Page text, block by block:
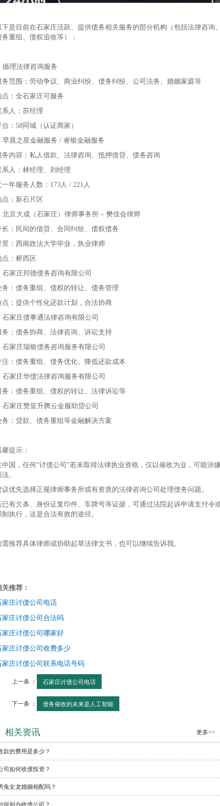
下是目前在石家庄活跃、提供债务相关服务的部分机构（包括法律咨询
务重组、债权追收等）：
循理法律咨询服务
务范围：劳动争议、商业纠纷、债务纠纷、公司法务、婚姻家庭等
点：全石家庄可服务
系人：苏经理
台：58同城（认证商家）
早晨之星金融服务 / 睿银金融服务
务内容：私人借款、法律咨询、抵押借贷、债务咨询
系人：林经理、刘经理
一年服务人数：173人 / 221人
点：新石片区
北京大成（石家庄）律师事务所 – 樊佳会律师
长：民间的借贷、合同纠纷、债权债务
景：西南政法大学毕业，执业律师
点：桥西区
石家庄邦德债务咨询有限公司
务：债务重组、债权的转让、债务管理
点：提供个性化还款计划，合法协商
石家庄债事通法律咨询有限公司
务：债务协商、法律咨询、诉讼支持
石家庄瑞银债务咨询服务有限公司
注：债务重组、债务优化、降低还款成本
石家庄华债法律咨询服务有限公司
务：债务重组、债权的转让、法律诉讼等
石家庄赞皇升腾云金服助贷公司
务：贷款、债务重组等金融解决方案
馨提示：
中国，任何“讨债公司”若未取得法律执业资格，仅以催收为业，可能涉
。
议优先选择正规律师事务所或有资质的法律咨询公司处理债务问题。
已有欠条、身份证复印件、车牌号等证据，可通过法院起诉申请支付令
制执行，这是合法有效的途径。
需推荐具体律师或协助起草法律文书，也可以继续告诉我。
关推荐：
家庄讨债公司电话
家庄讨债公司合法吗
家庄讨债公司哪家好
家庄讨债公司收费多少
家庄讨债公司联系电话号码
上一条 ： 石家庄讨债公司电话
下一条 ： 债务催收的未来是人工智能
相关资讯 更多>>
款的费用是多少？
司如何收债投资？
兔女龙婚姻相配吗？
何创办收债公司？